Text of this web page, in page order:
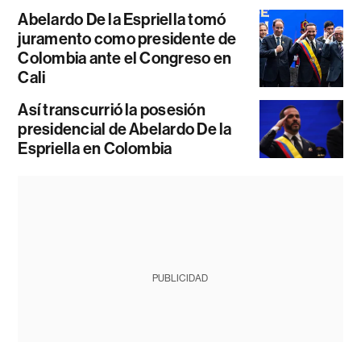
Abelardo De la Espriella tomó
juramento como presidente de
Colombia ante el Congreso en
Cali
Así transcurrió la posesión
presidencial de Abelardo De la
Espriella en Colombia
PUBLICIDAD